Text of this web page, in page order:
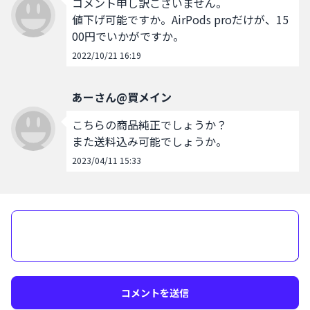
値下げ可能ですか。AirPods proだけが、15
00円でいかがですか。
2022/10/21 16:19
あーさん@買メイン
こちらの商品純正でしょうか？
また送料込み可能でしょうか。
2023/04/11 15:33
コメントを送信